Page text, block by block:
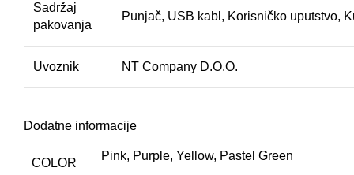
Sadržaj
pakovanja
Punjač, USB kabl, Korisničko uputstvo,
Uvoznik NT Company D.O.O.
Dodatne informacije
COLOR
Pink, Purple, Yellow, Pastel Green